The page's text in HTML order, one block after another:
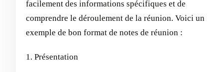
facilement des informations spécifiques et de
comprendre le déroulement de la réunion. Voici un
exemple de bon format de notes de réunion :
1. Présentation